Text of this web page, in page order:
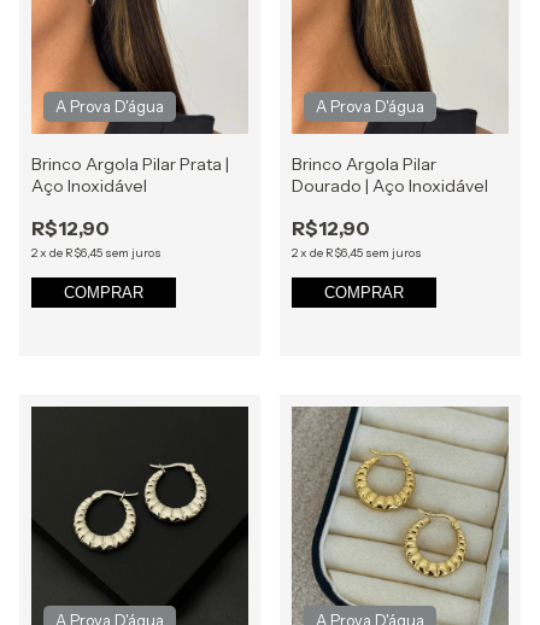
Brinco Argola Pilar Prata |
Aço Inoxidável
R$12,90
2x de R$6,45 sem juros
COMPRAR
Brinco Argola Pilar
Dourado | Aço Inoxidável
R$12,90
2x de R$6,45 sem juros
COMPRAR